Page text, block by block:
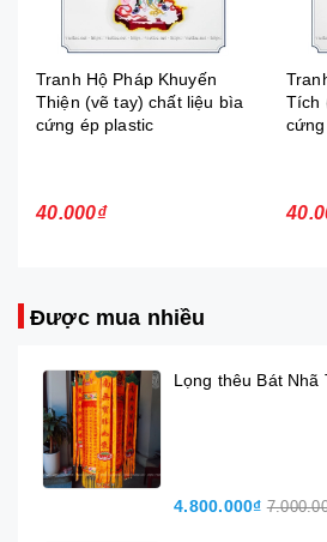
Tranh Hộ Pháp Khuyến
Thiện (vẽ tay) chất liệu bìa
cứng ép plastic
40.000₫
Tích
Được mua nhiều
Lọng thêu Bát Nhã
4.800.000₫